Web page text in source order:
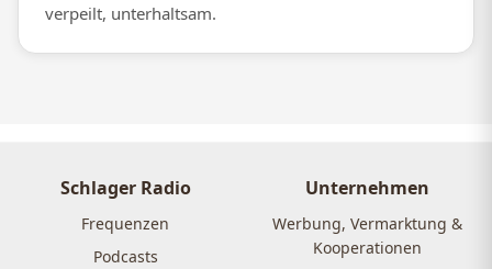
verpeilt, unterhaltsam.
Schlager Radio
Frequenzen
Podcasts
Unternehmen
Werbung, Vermarktung &
Kooperationen